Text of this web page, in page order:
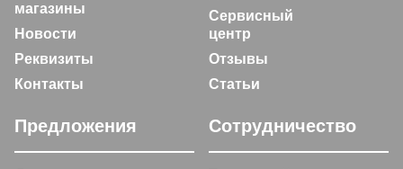
магазины
Новости
Реквизиты
Контакты
Сервисный
центр
Отзывы
Статьи
Предложения Сотрудничество